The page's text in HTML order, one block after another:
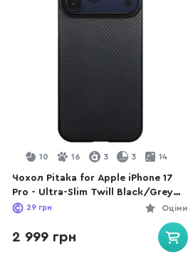
10 16 3 3 14
Чохол Pitaka for Apple iPhone 17
Pro - Ultra-Slim Twill Black/Grey
(KI1701BP)
Оціни
29 грн
2 999 грн